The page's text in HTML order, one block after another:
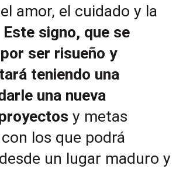
amor, el cuidado y la
Este signo, que se
ser risueño y
teniendo una
una nueva
y metas
los que podrá
un lugar maduro y